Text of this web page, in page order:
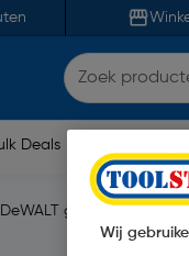
Deals
DeWALT gratis bitset
Wij